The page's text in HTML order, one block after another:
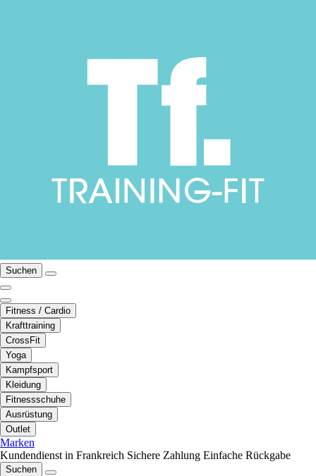
Suchen
Fitness / Cardio
Krafttraining
CrossFit
Yoga
Kampfsport
Kleidung
Fitnessschuhe
Ausrüstung
Outlet
Marken
Kundendienst in Frankreich Sichere Zahlung Einfache Rückgabe
Suchen